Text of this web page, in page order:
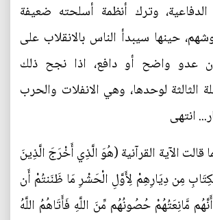
وترك أنظمة أسلحته ضعيفة
حينها سيبدأ الناس بالانقلاب على
عدو واضح أو دافع، اذا نجح ذلك
الثالثة لوحدها، وهي الانفلات والحرب
انتهى
الآية القرآنية (هُوَ الَّذِي أَخْرَجَ الَّذِينَ
مِن دِيَارِهِمْ لِأَوَّلِ الْحَشْرِ مَا ظَنَنتُمْ أَن
مَّانِعَتُهُمْ حُصُونُهُم مِّنَ اللَّهِ فَأَتَاهُمُ اللَّهُ